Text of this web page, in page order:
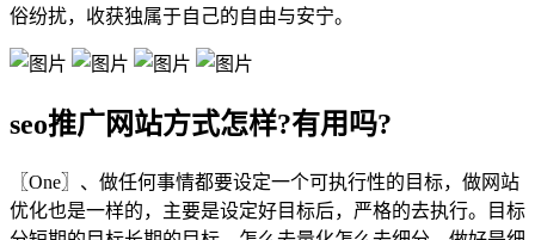
俗纷扰，收获独属于自己的自由与安宁。
seo推广网站方式怎样?有用吗?
〖One〗、做任何事情都要设定一个可执行性的目标，做网站
优化也是一样的，主要是设定好目标后，严格的去执行。目标